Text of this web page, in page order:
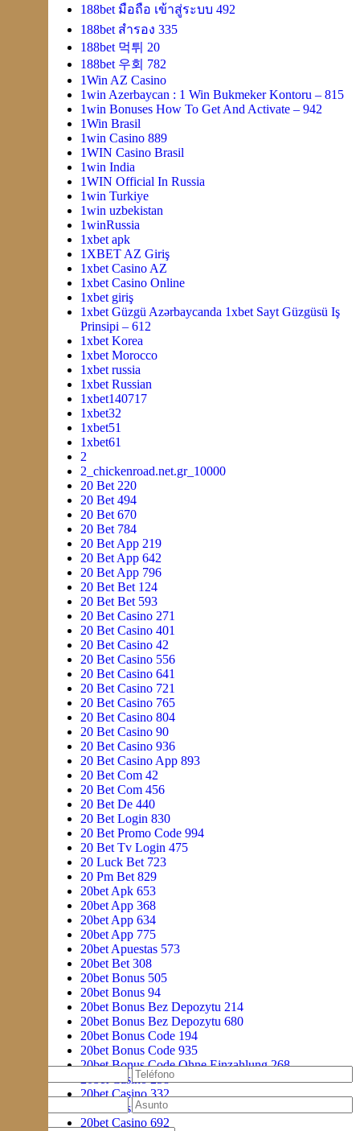
188bet มือถือ เข้าสู่ระบบ 492
188bet สํารอง 335
188bet 먹튀 20
188bet 우회 782
1Win AZ Casino
1win Azerbaycan : 1 Win Bukmeker Kontoru – 815
1win Bonuses How To Get And Activate – 942
1Win Brasil
1win Casino 889
1WIN Casino Brasil
1win India
1WIN Official In Russia
1win Turkiye
1win uzbekistan
1winRussia
1xbet apk
1XBET AZ Giriş
1xbet Casino AZ
1xbet Casino Online
1xbet giriş
1xbet Güzgü Azərbaycanda 1xbet Sayt Güzgüsü Iş
Prinsipi – 612
1xbet Korea
1xbet Morocco
1xbet russia
1xbet Russian
1xbet140717
1xbet32
1xbet51
1xbet61
2
2_chickenroad.net.gr_10000
20 Bet 220
20 Bet 494
20 Bet 670
20 Bet 784
20 Bet App 219
20 Bet App 642
20 Bet App 796
20 Bet Bet 124
20 Bet Bet 593
20 Bet Casino 271
20 Bet Casino 401
20 Bet Casino 42
20 Bet Casino 556
20 Bet Casino 641
20 Bet Casino 721
20 Bet Casino 765
20 Bet Casino 804
20 Bet Casino 90
20 Bet Casino 936
20 Bet Casino App 893
20 Bet Com 42
20 Bet Com 456
20 Bet De 440
20 Bet Login 830
20 Bet Promo Code 994
20 Bet Tv Login 475
20 Luck Bet 723
20 Pm Bet 829
20bet Apk 653
20bet App 368
20bet App 634
20bet App 775
20bet Apuestas 573
20bet Bet 308
20bet Bonus 505
20bet Bonus 94
20bet Bonus Bez Depozytu 214
20bet Bonus Bez Depozytu 680
20bet Bonus Code 194
20bet Bonus Code 935
20bet Bonus Code Ohne Einzahlung 268
20bet Casino 258
20bet Casino 332
20bet Casino 440
20bet Casino 692